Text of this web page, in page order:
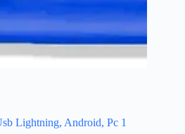
Lightning, Android, Pc 1